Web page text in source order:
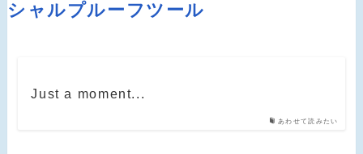
シャルプルーフツール
あわせて読みたい
Just a moment...